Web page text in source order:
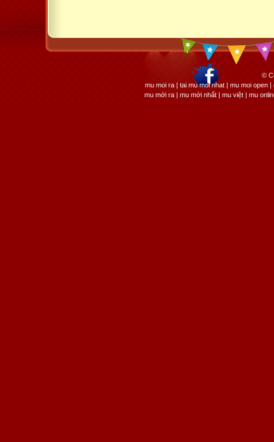
©
mu moi ra | tai mu moi nhat | mu moi open
mu mới ra | mu mới nhất | mu việt | mu